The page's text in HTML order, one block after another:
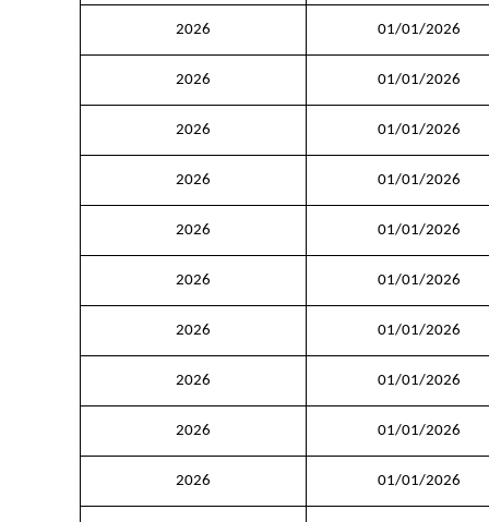
2026 01/01/2026
2026 01/01/2026
2026 01/01/2026
2026 01/01/2026
2026 01/01/2026
2026 01/01/2026
2026 01/01/2026
2026 01/01/2026
2026 01/01/2026
2026 01/01/2026